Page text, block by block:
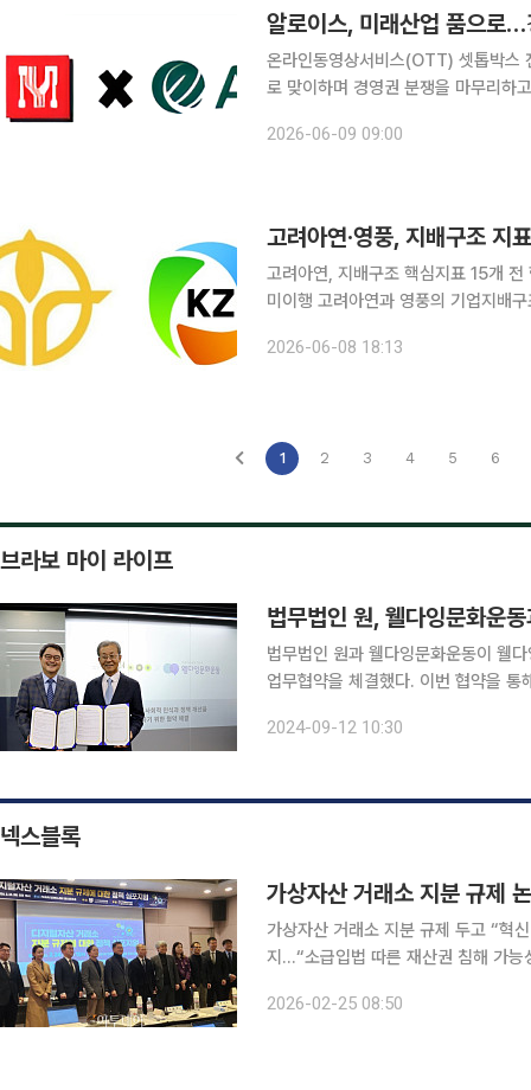
알로이스, 미래산업 품으로
온라인동영상서비스(OTT) 셋톱박스
로 맞이하며 경영권 분쟁을 마무리하
경영진이 양도 계약을 체결한 주식
2026-06-09 09:00
고려아연·영풍, 지배구조
고려아연, 지배구조 핵심지표 15개
미이행 고려아연과 영풍의 기업지배구조보고서 핵심지표 준수율이 큰 차이를 보인 것으로 나타났
서에서 고려아연은 핵심지표 15개를
2026-06-08 18:13
1 2 3 4 5 6
브라보 마이 라이프
법무법인 원, 웰다잉문화운
법무법인 원과 웰다잉문화운동이 웰
업무협약을 체결했다. 이번 협약을 통해 법무법인 원과 웰다잉문화운동은 ▲웰다잉 문화 확산 및 정
2024-09-12 10:30
넥스블록
가상자산 거래소 지분 규제
가상자산 거래소 지분 규제 두고 “혁
지…“소급입법 따른 재산권 침해 가능
2026-02-25 08:50